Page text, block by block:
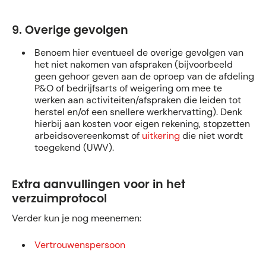
9. Overige gevolgen
Benoem hier eventueel de overige gevolgen van
het niet nakomen van afspraken (bijvoorbeeld
geen gehoor geven aan de oproep van de afdeling
P&O of bedrijfsarts of weigering om mee te
werken aan activiteiten/afspraken die leiden tot
herstel en/of een snellere werkhervatting). Denk
hierbij aan kosten voor eigen rekening, stopzetten
arbeidsovereenkomst of uitkeringdie niet wordt
toegekend (UWV).
Extra aanvullingen voor in het
verzuimprotocol
Verder kun je nog meenemen:
Vertrouwenspersoon